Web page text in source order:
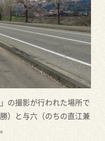
の撮影が行われた場所で
）と与六（のちの直江兼